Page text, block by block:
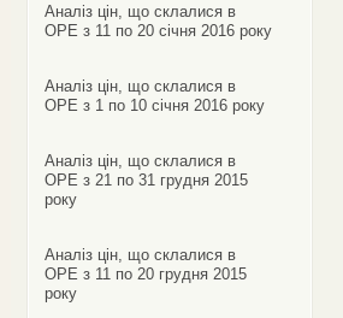
Аналіз цін, що склалися в
ОРЕ з 11 по 20 січня 2016 року
Аналіз цін, що склалися в
ОРЕ з 1 по 10 січня 2016 року
Аналіз цін, що склалися в
ОРЕ з 21 по 31 грудня 2015
року
Аналіз цін, що склалися в
ОРЕ з 11 по 20 грудня 2015
року